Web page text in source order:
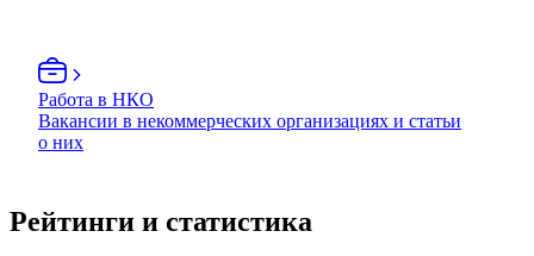
Работа в НКО
Вакансии в некоммерческих организациях и статьи
о них
Рейтинги и статистика